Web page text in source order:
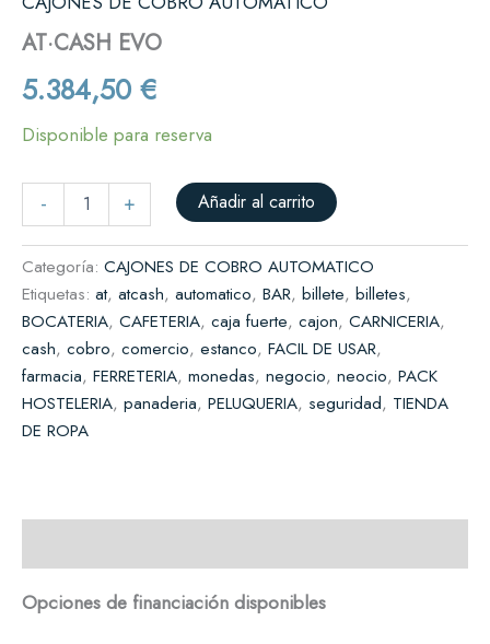
AT·CASH EVO
5.384,50 €
Disponible para reserva
- + Añadir al carrito
Categoría: CAJONES DE COBRO AUTOMATICO
Etiquetas: at, atcash, automatico, BAR, billete, billetes,
BOCATERIA, CAFETERIA, caja fuerte, cajon, CARNICERIA,
cash, cobro, comercio, estanco, FACIL DE USAR,
farmacia, FERRETERIA, monedas, negocio, neocio, PACK
HOSTELERIA, panaderia, PELUQUERIA, seguridad, TIENDA
DE ROPA
Opciones de financiación disponibles